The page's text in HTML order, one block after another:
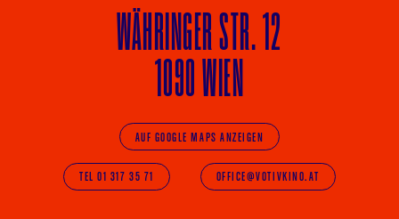
WÄHRINGERSTR. 12
1090 WIEN
AUF GOOGLE MAPS ANZEIGEN
TEL 01 317 35 71 OFFICE@VOTIVKINO.AT